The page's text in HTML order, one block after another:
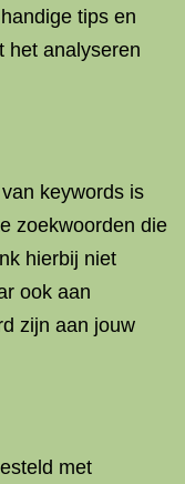
tips en
het analyseren
keywords is
zoekwoorden die
hierbij niet
ook aan
zijn aan jouw
met